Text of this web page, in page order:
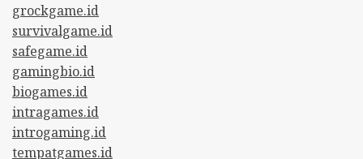
grockgame.id
survivalgame.id
safegame.id
gamingbio.id
biogames.id
intragames.id
introgaming.id
tempatgames.id